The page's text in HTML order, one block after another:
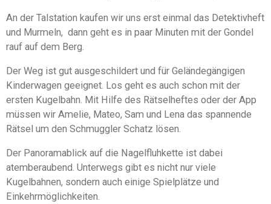
t
u
n
:
3
.
6
S
t
r
n
r
n
r
n
e
r
n
e
r
n
e
r
n
e
n
g
s
e
n
d
e
n
An der Talstation kaufen wir uns erst einmal das Detektivheft
und Murmeln, dann geht es in paar Minuten mit der Gondel
rauf auf dem Berg.
Der Weg ist gut ausgeschildert und für Geländegängigen
Kinderwagen geeignet. Los geht es auch schon mit der
ersten Kugelbahn. Mit Hilfe des Rätselheftes oder der App
müssen wir Amelie, Mateo, Sam und Lena das spannende
Rätsel um den Schmuggler Schatz lösen.
Der Panoramablick auf die Nagelfluhkette ist dabei
atemberaubend. Unterwegs gibt es nicht nur viele
Kugelbahnen, sondern auch einige Spielplätze und
Einkehrmöglichkeiten.